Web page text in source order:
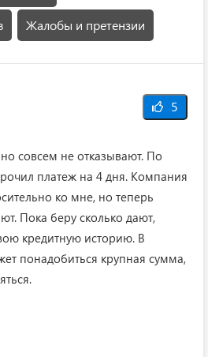
Жалобы и претензии
5
совсем не отказывают. По
платеж на 4 дня. Компания
ко мне, но теперь
Пока беру сколько дают,
кредитную историю. В
понадобиться крупная сумма,